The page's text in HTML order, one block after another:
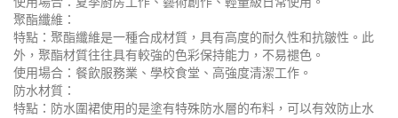
聚酯纖維：
特點：聚酯纖維是一種合成材質，具有高度的耐久性和抗皺性。此
外，聚酯材質往往具有較強的色彩保持能力，不易褪色。
使用場合：餐飲服務業、學校食堂、高強度清潔工作。
防水材質：
特點：防水圍裙使用的是塗有特殊防水層的布料，可以有效防止水